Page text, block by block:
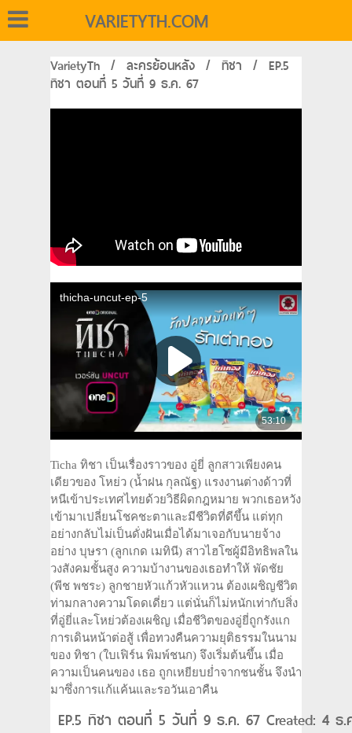
VARIETYTH.COM
VarietyTh / ละครย้อนหลัง / ทิชา / EP.5
ทิชา ตอนที่ 5 วันที่ 9 ธ.ค. 67
Ticha ทิชา เป็นเรื่องราวของ อู่ยี่ ลูกสาวเพียงคน
เดียวของ โหย่ว (น้ำฝน กุลณัฐ) แรงงานต่างด้าวที่
หนีเข้าประเทศไทยด้วยวิธีผิดกฎหมาย พวกเธอหวัง
เข้ามาเปลี่ยนโชคชะตาและมีชีวิตที่ดีขึ้น แต่ทุก
อย่างกลับไม่เป็นดั่งฝันเมื่อได้มาเจอกับนายจ้าง
อย่าง บุษรา (ลูกเกด เมทินี) สาวไฮโซผู้มีอิทธิพลใน
วงสังคมชั้นสูง ความบ้างานของเธอทำให้ พัดชัย
(พีช พชระ) ลูกชายหัวแก้วหัวแหวน ต้องเผชิญชีวิต
ท่ามกลางความโดดเดี่ยว แต่นั่นก็ไม่หนักเท่ากับสิ่ง
ที่อู่ยี่และโหย่วต้องเผชิญ เมื่อชีวิตของอู่ยี่ถูกรังแก
การเดินหน้าต่อสู้ เพื่อทวงคืนความยุติธรรมในนาม
ของ ทิชา (ใบเฟิร์น พิมพ์ชนก) จึงเริ่มต้นขึ้น เมื่อ
ความเป็นคนของ เธอ ถูกเหยียบยํ่าจากชนชั้น จึงนำ
มาซึ่งการแก้แค้นและรอวันเอาคืน
EP.5 ทิชา ตอนที่ 5 วันที่ 9 ธ.ค. 67 Created: 4 ธ.